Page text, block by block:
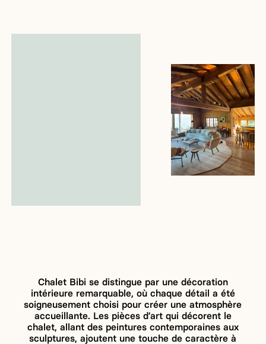
Chalet Bibi se distingue par une décoration
intérieure remarquable, où chaque détail a été
soigneusement choisi pour créer une atmosphère
accueillante. Les pièces d’art qui décorent le
chalet, allant des peintures contemporaines aux
sculptures, ajoutent une touche de caractère à